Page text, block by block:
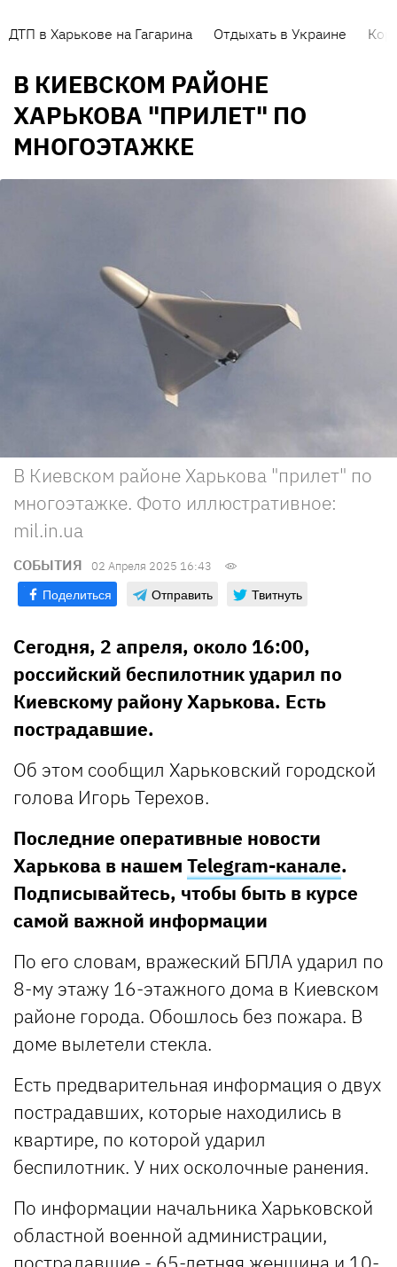
ДТП в Харькове на Гагарина Отдыхать в Украине
В КИЕВСКОМ РАЙОНЕ
ХАРЬКОВА "ПРИЛЕТ" ПО
МНОГОЭТАЖКЕ
В Киевском районе Харькова "прилет" по
многоэтажке. Фото иллюстративное:
mil.in.ua
СОБЫТИЯ 02 Апреля 2025 16:43
Поделиться Отправить Твитнуть
Сегодня, 2 апреля, около 16:00,
российский беспилотник ударил по
Киевскому району Харькова. Есть
пострадавшие.
Об этом сообщил Харьковский городской
голова Игорь Терехов.
Последние оперативные новости
Харькова в нашем Telegram-канале.
Подписывайтесь, чтобы быть в курсе
самой важной информации
По его словам, вражеский БПЛА ударил по
8-му этажу 16-этажного дома в Киевском
районе города. Обошлось без пожара. В
доме вылетели стекла.
Есть предварительная информация о двух
пострадавших, которые находились в
квартире, по которой ударил
беспилотник. У них осколочные ранения.
По информации начальника Харьковской
областной военной администрации,